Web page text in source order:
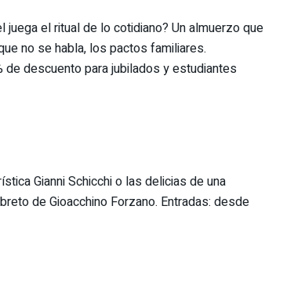
el ritual de lo cotidiano? Un almuerzo que
no se habla, los pactos familiares.
de descuento para jubilados y estudiantes
Gianni Schicchi o las delicias de una
de Gioacchino Forzano. Entradas: desde